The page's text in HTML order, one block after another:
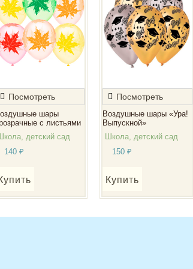
Посмотреть
шары
с листьями
детский сад
140 ₽
Посмотреть
Воздушные шары «Ура!
Выпускной»
Школа, детский сад
150₽
Купить